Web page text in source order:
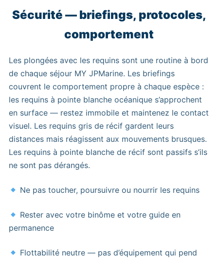
Sécurité — briefings, protocoles,
comportement
Les plongées avec les requins sont une routine à bord
de chaque séjour MY JPMarine. Les briefings
couvrent le comportement propre à chaque espèce :
les requins à pointe blanche océanique s’approchent
en surface — restez immobile et maintenez le contact
visuel. Les requins gris de récif gardent leurs
distances mais réagissent aux mouvements brusques.
Les requins à pointe blanche de récif sont passifs s’ils
ne sont pas dérangés.
Ne pas toucher, poursuivre ou nourrir les requins
Rester avec votre binôme et votre guide en
permanence
Flottabilité neutre — pas d’équipement qui pend